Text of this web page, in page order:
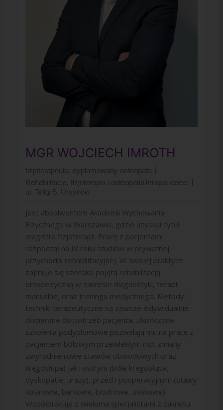
MGR WOJCIECH IMROTH
fizjoterapeuta, dyplomowany osteopata
Rehabilitacja, fizjoterapia i osteopatiaTerapia dzieci
ul. Teligi 5, Ursynów
Jest absolwentem Akademii Wychowania
Fizycznego w Warszawie, gdzie uzyskał tytuł
magistra fizjoterapii. Pracę z pacjentami
rozpoczął na IV roku studiów w prywatnej
przychodni rehabilitacyjnej. W swojej praktyce
zajmuje się szeroko pojętą rehabilitacją
ortopedyczną w zakresie diagnostyki, terapii
manualnej oraz treningu medycznego. Metody i
techniki terapeutyczne są zawsze indywidualnie
dobierane do potrzeb pacjenta. Ukończone
szkolenia podyplomowe pozwalają mu na pracę z
pacjentem bólowym przewlekłym (np. zmiany
zwyrodnieniowe stawów obwodowych oraz
kręgosłupa) jak i ostrym (bóle kręgosłupa,
dyskopatie, urazy), przed i pooperacyjnym (stawy
kolanowe, barkowe, biodrowe, skokowe).
Współpracuje z wieloma specjalistami z zakresu